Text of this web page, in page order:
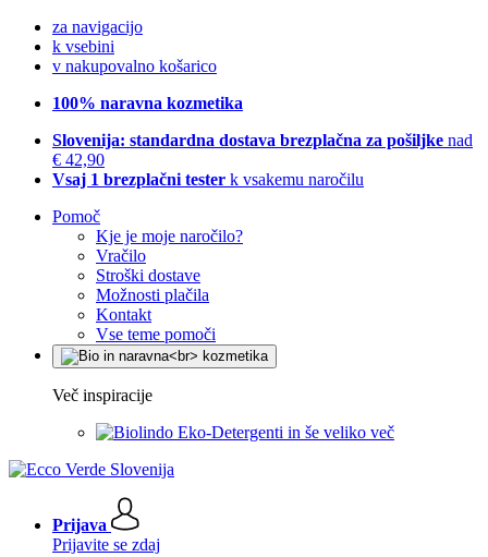
za navigacijo
k vsebini
v nakupovalno košarico
100% naravna kozmetika
Slovenija: standardna dostava brezplačna za pošiljke nad
€ 42,90
Vsaj 1 brezplačni tester k vsakemu naročilu
Pomoč
Kje je moje naročilo?
Vračilo
Stroški dostave
Možnosti plačila
Kontakt
Vse teme pomoči
Več inspiracije
Eko-Detergenti in še veliko več
Prijava
Prijavite se zdaj